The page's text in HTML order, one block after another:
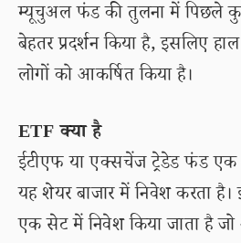
म्यूचुअल फंड की तुलना में पिछले
बेहतर प्रदर्शन किया है, इसलिए
लोगों को आकर्षित किया है।
ETF क्या है
ईटीएफ या एक्सचेंज ट्रेडेड फंड
यह शेयर बाजार में निवेश करता है।
एक सेट में निवेश किया जाता है जो